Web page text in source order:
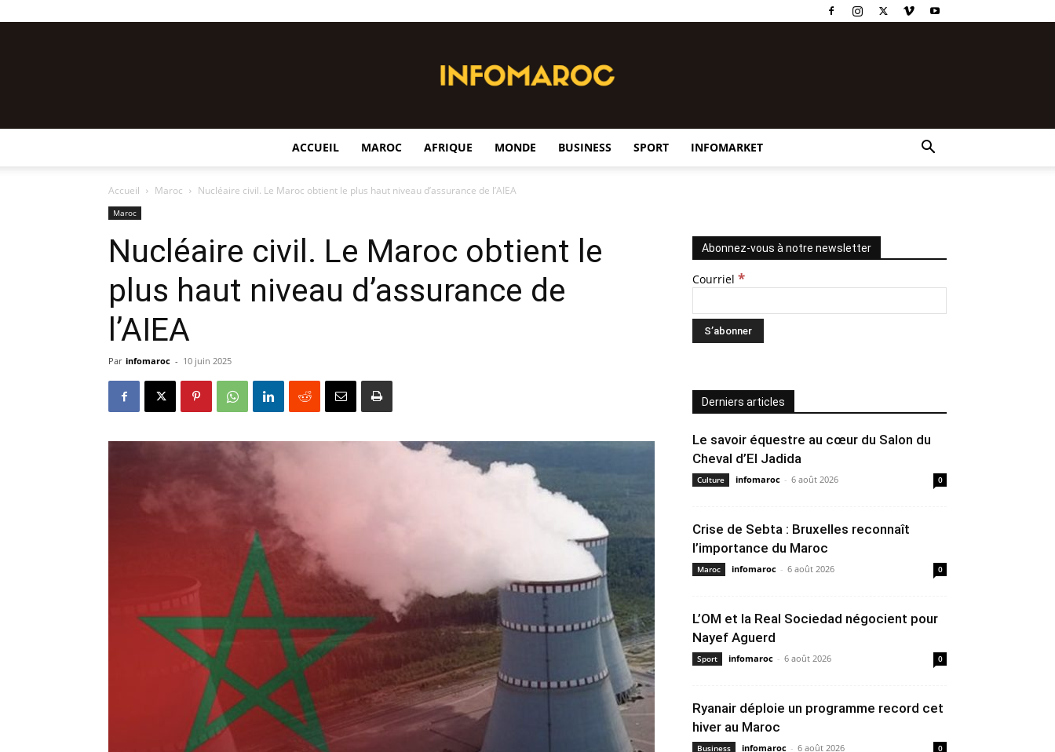
ACCUEIL MAROC AFRIQUE MONDE BUSINESS SPORT INFOMARKET
Accueil Maroc Nucléaire civil. Le Maroc obtient le plus haut niveau d’assurance de l’AIEA
Maroc
Nucléaire civil. Le Maroc obtient le
plus haut niveau d’assurance de
l’AIEA
Par infomaroc - 10 juin 2025
Abonnez-vous à notre newsletter
Courriel *
Derniers articles
Le savoir équestre au cœur du Salon du
Cheval d’El Jadida
Culture infomaroc - 6 août 2026 0
Crise de Sebta : Bruxelles reconnaît
l’importance du Maroc
Maroc infomaroc - 6 août 2026 0
L’OM et la Real Sociedad négocient pour
Nayef Aguerd
Sport infomaroc - 6 août 2026 0
Ryanair déploie un programme record cet
hiver au Maroc
Business infomaroc - 6 août 2026 0